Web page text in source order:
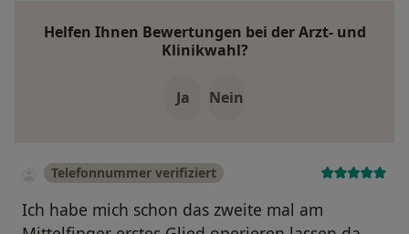
Helfen Ihnen Bewertungen bei der Arzt- und
Klinikwahl?
Ja Nein
Telefonnummer verifiziert
Ich habe mich schon das zweite mal am